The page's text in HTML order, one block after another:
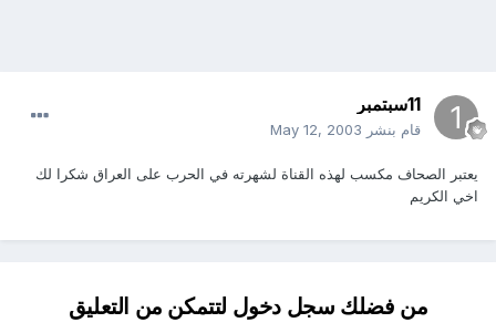
11سبتمبر
قام بنشر May 12, 2003
يعتبر الصحاف مكسب لهذه القناة لشهرته في الحرب على العراق شكرا لك
اخي الكريم
من فضلك سجل دخول لتتمكن من التعليق